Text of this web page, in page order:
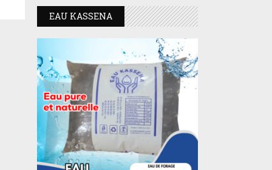
EAU KASSENA